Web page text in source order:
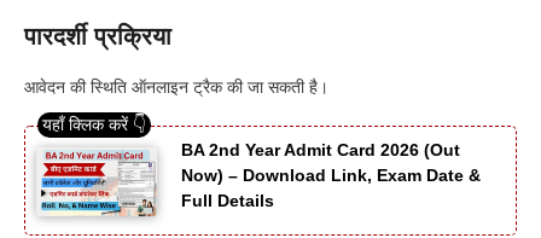
पारदर्शी प्रक्रिया
आवेदन की स्थिति ऑनलाइन ट्रैक की जा सकती है।
BA 2nd Year Admit Card 2026 (Out
Now) – Download Link, Exam Date &
Full Details